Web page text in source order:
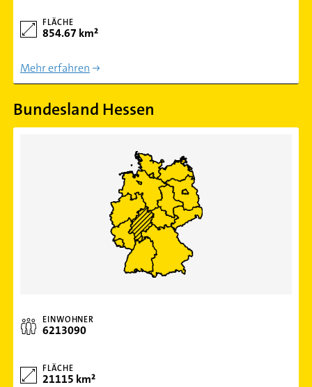
FLÄCHE
854.67 km²
Mehr erfahren
Bundesland Hessen
EINWOHNER
6213090
FLÄCHE
21115 km²